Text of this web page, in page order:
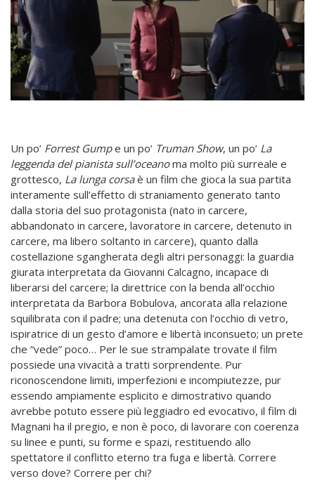
Un po’ Forrest Gumpe un po’ Truman Show, un po’ La
leggenda del pianista sull’oceanoma molto più surreale e
grottesco, La lunga corsaè un film che gioca la sua partita
interamente sull’effetto di straniamento generato tanto
dalla storia del suo protagonista (nato in carcere,
abbandonato in carcere, lavoratore in carcere, detenuto in
carcere, ma libero soltanto in carcere), quanto dalla
costellazione sgangherata degli altri personaggi: la guardia
giurata interpretata da Giovanni Calcagno, incapace di
liberarsi del carcere; la direttrice con la benda all’occhio
interpretata da Barbora Bobulova, ancorata alla relazione
squilibrata con il padre; una detenuta con l’occhio di vetro,
ispiratrice di un gesto d’amore e libertà inconsueto; un prete
che “vede” poco… Per le sue strampalate trovate il film
possiede una vivacità a tratti sorprendente. Pur
riconoscendone limiti, imperfezioni e incompiutezze, pur
essendo ampiamente esplicito e dimostrativo quando
avrebbe potuto essere più leggiadro ed evocativo, il film di
Magnani ha il pregio, e non è poco, di lavorare con coerenza
su linee e punti, su forme e spazi, restituendo allo
spettatore il conflitto eterno tra fuga e libertà. Correre
verso dove? Correre per chi?